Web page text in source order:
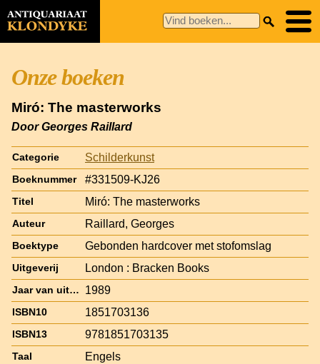
Onze boeken
Miró: The masterworks
Door Georges Raillard
Categorie Schilderkunst
Boeknummer #331509-KJ26
Titel Miró: The masterworks
Auteur Raillard, Georges
Boektype Gebonden hardcover met stofomslag
Uitgeverij London : Bracken Books
Jaar van uitgave 1989
ISBN10 1851703136
ISBN13 9781851703135
Taal Engels